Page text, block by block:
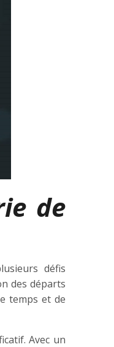
de
défis
des départs
temps et de
Avec un